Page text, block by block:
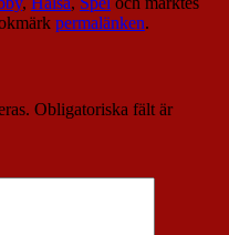
permalänken.
Obligatoriska fält är